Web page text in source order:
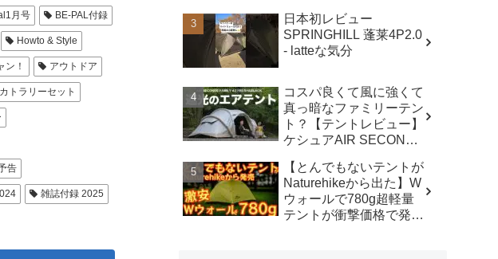
月号 BE-PAL付録
Howto & Style
ン！ アウトドア
カトラリーセット
告
雑誌付録 2025
ー！【アウトドアシステ
ムテーブル VS アルミユ
ニットテーブル】 - ヤミ
日本初レビュー
SPRINGHILL 蓬莱4P2.0
- latteな気分
コスパ良くて風に強くて
真っ暗なファミリーテン
ト？【テントレビュー】
ケシュアAIR SECONDS
FRESH&BLACK - 脱サ
ラ さいとう夫婦
【とんでもないテントが
Naturehikeから出た】W
ウォールで780g超軽量
テントが衝撃価格で発売